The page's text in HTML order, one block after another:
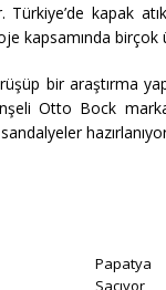
kapak
kapsamında birçok
bir araştırma
Otto Bock
Papatya
Saçıyor